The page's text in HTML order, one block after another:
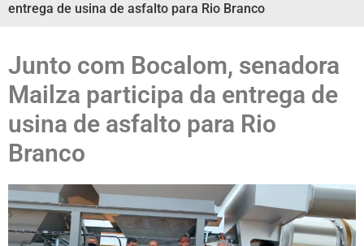
entrega de usina de asfalto para Rio Branco
Junto com Bocalom, senadora
Mailza participa da entrega de
usina de asfalto para Rio
Branco